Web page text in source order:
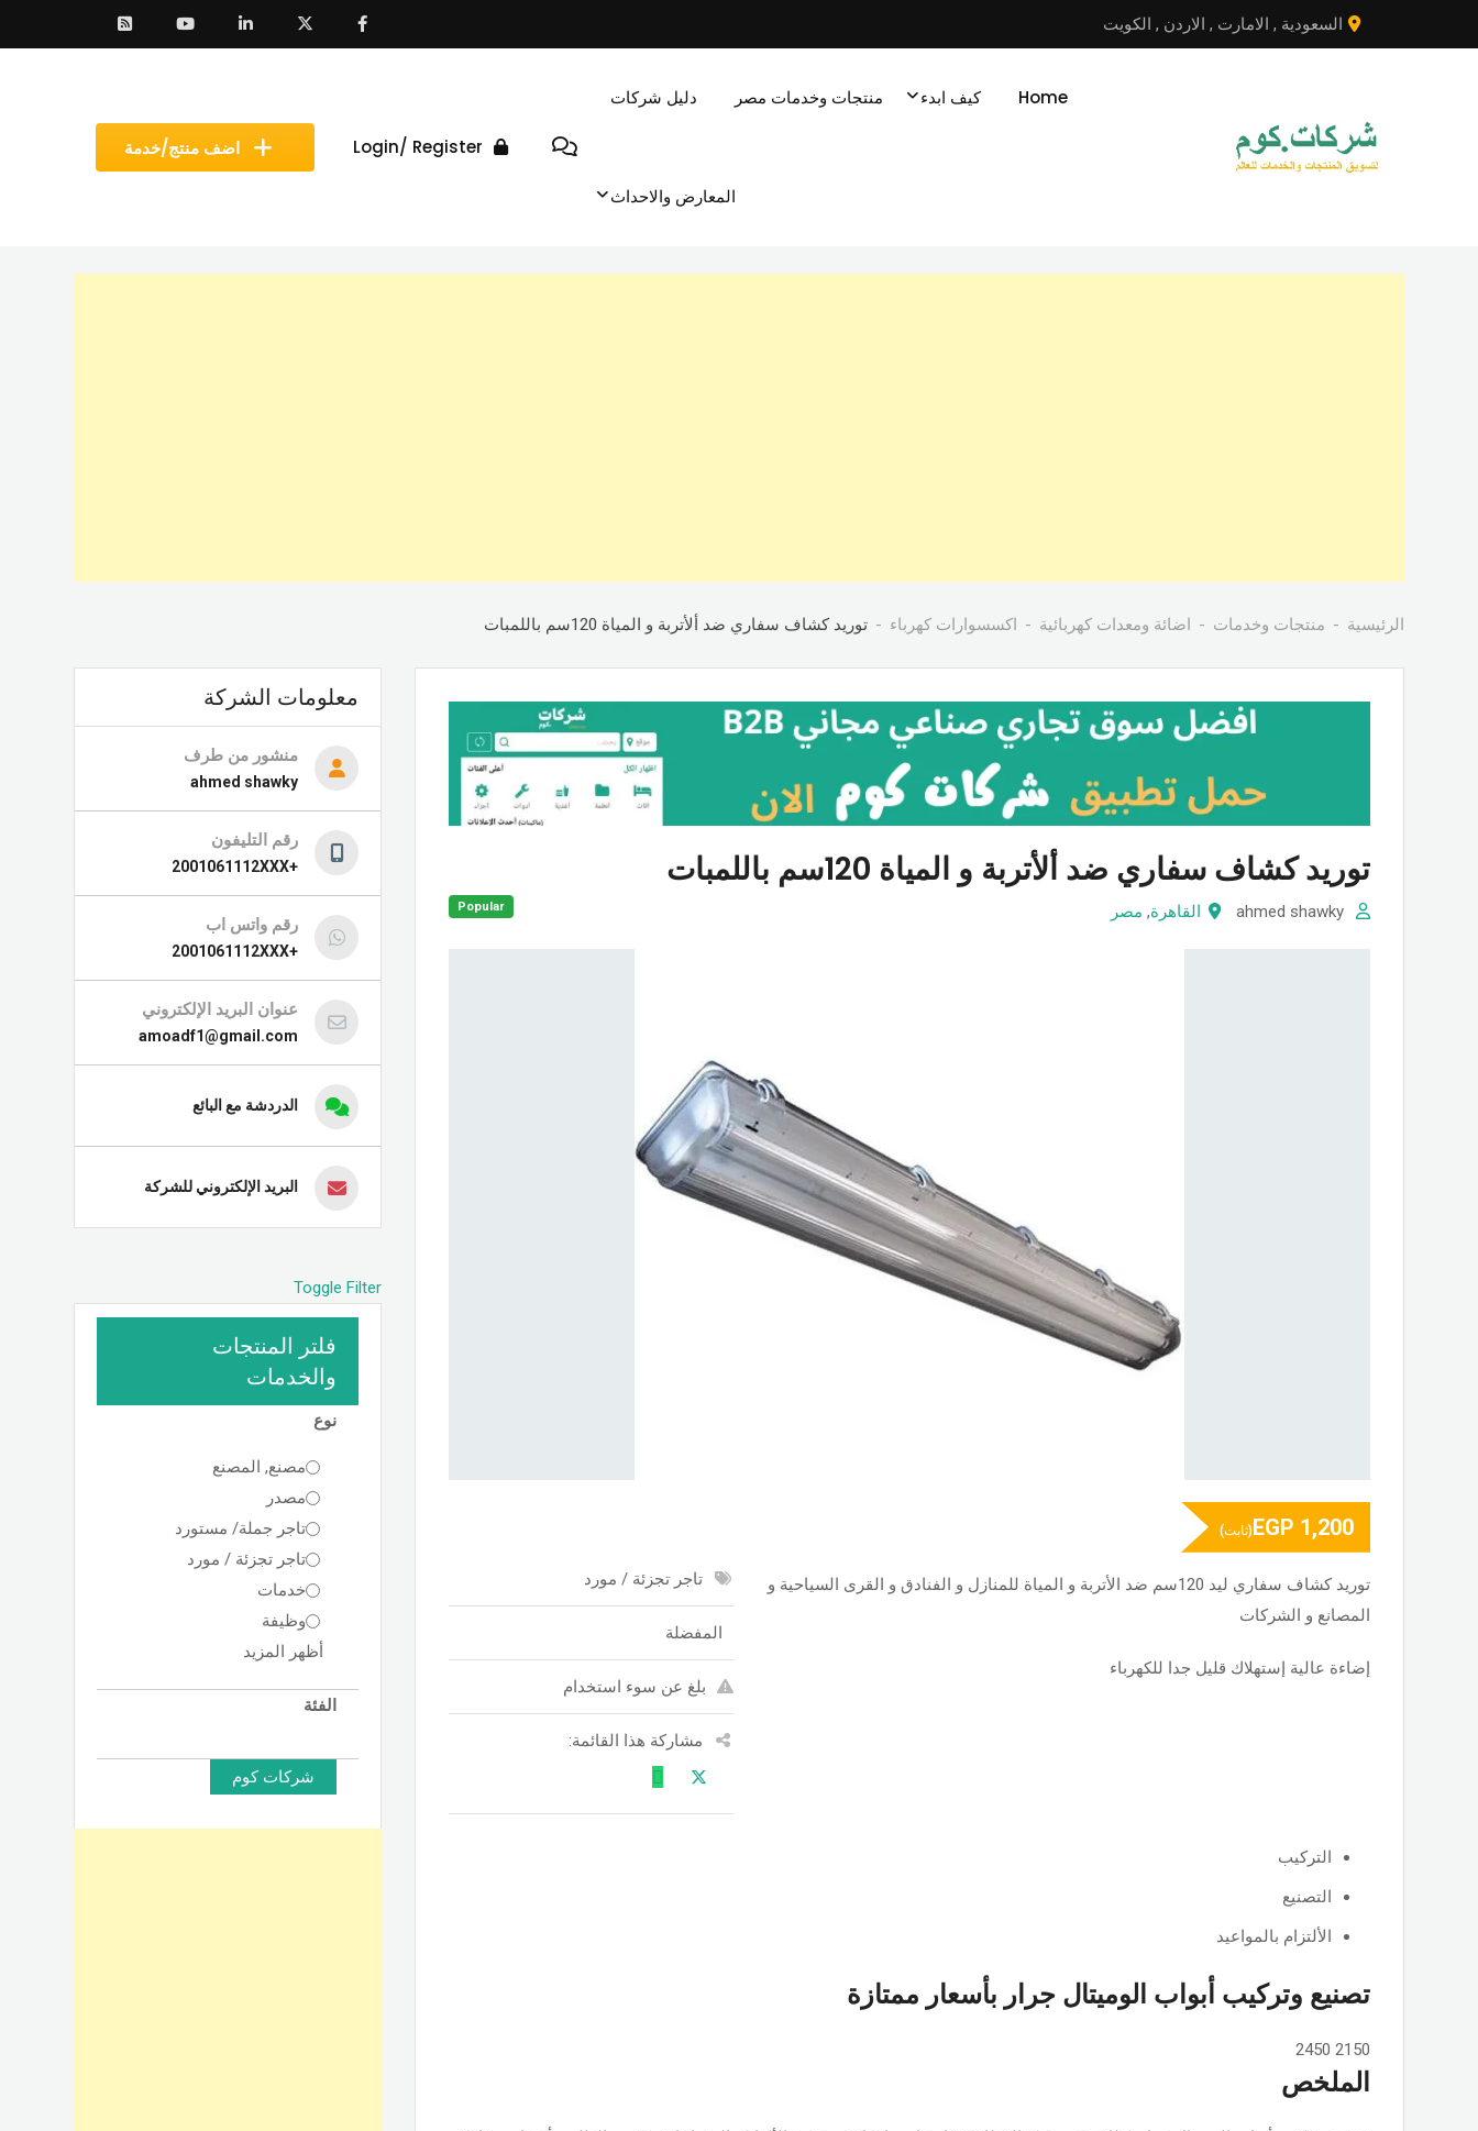
إلى
السعودية , الامارت , الاردن , الكويت
اضف منتج/خدمة Login/ Register
Home كيف ابدء منتجات وخدمات مصر دليل شركات
المعارض والاحداث
الرئيسية منتجات وخدمات اضائة ومعدات كهربائية اكسسوارات كهرباء توريد كشاف سفاري ضد ألأتربة و المياة 120سم باللمبات
توريد كشاف سفاري ضد ألأتربة و المياة 120سم باللمبات
القاهرة, مصر Popular
EGP 1,200 (ثابت)
توريد كشاف سفاري ليد 120سم ضد الأتربة و المياة للمنازل و الفنادق و القرى السياحية و
المصانع و الشركات
إضاءة عالية إستهلاك قليل جدا للكهرباء
تاجر تجزئة / مورد
المفضلة
بلغ عن سوء استخدام
مشاركة هذا القائمة:
التركيب
التصنيع
الألتزام بالمواعيد
تصنيع وتركيب أبواب الوميتال جرار بأسعار ممتازة
2150
2450
الملخص
معلومات الشركة
منشور من طرف
ahmed shawky
رقم التليفون
+2001061112XXX
رقم واتس اب
+2001061112XXX
عنوان البريد الإلكتروني
amoadf1@gmail.com
الدردشة مع البائع
البريد الإلكتروني للشركة
Toggle Filter
فلتر المنتجات
والخدمات
نوع
مصنع, المصنع
مصدر
تاجر جملة/ مستورد
تاجر تجزئة / مورد
خدمات
وظيفة
أظهر المزيد
الفئة
شركات كوم